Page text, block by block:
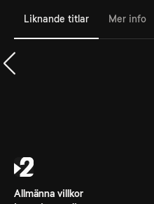
Liknande titlar Mer info
Allmänna villkor